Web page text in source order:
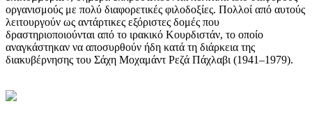
οργανισμούς με πολύ διαφορετικές φιλοδοξίες. Πολλοί από αυτούς
λειτουργούν ως αντάρτικες εξόριστες δομές που
δραστηριοποιούνται από το ιρακικό Κουρδιστάν, το οποίο
αναγκάστηκαν να αποσυρθούν ήδη κατά τη διάρκεια της
διακυβέρνησης του Σάχη Μοχαμάντ Ρεζά Πάχλαβι (1941–1979).